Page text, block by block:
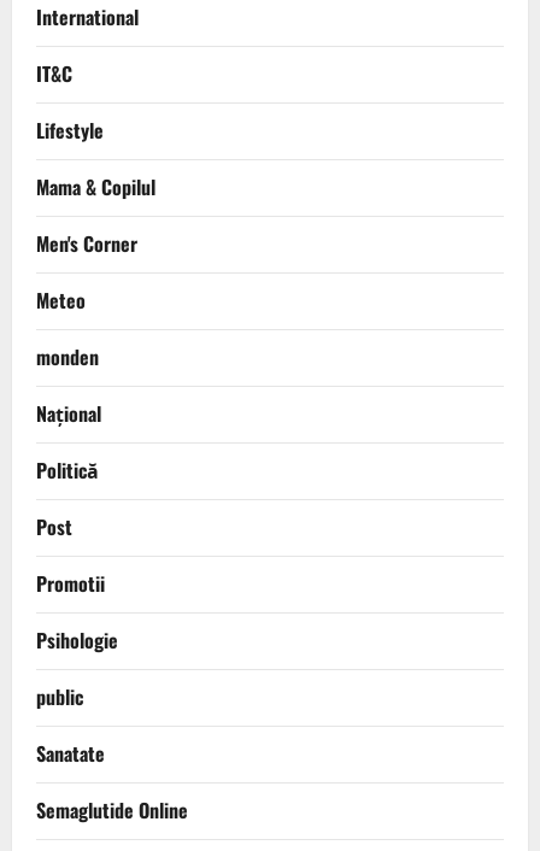
International
IT&C
Lifestyle
Mama & Copilul
Men's Corner
Meteo
monden
Național
Politică
Post
Promotii
Psihologie
public
Sanatate
Semaglutide Online